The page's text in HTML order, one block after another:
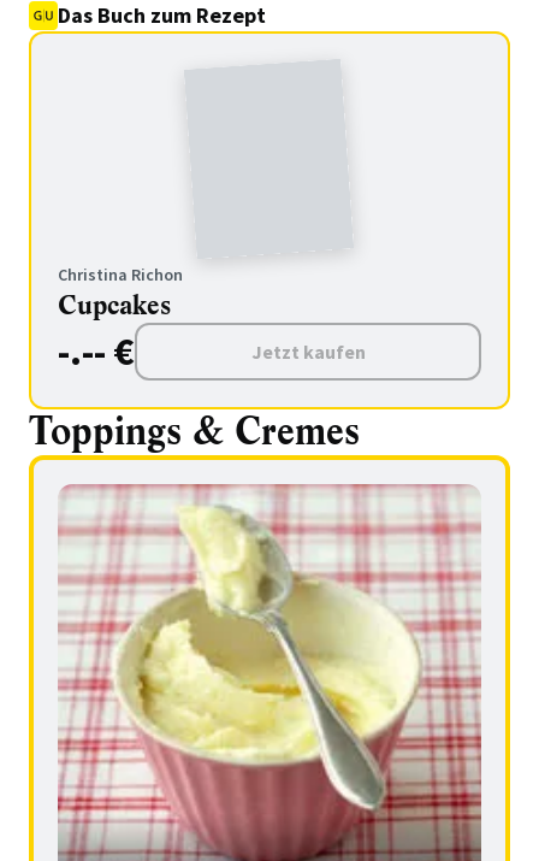
Das Buch zum Rezept
Christina Richon
Cupcakes
-.-- € Jetzt kaufen
Toppings & Cremes